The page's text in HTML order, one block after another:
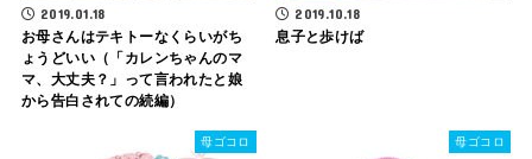
2019.01.18
お母さんはテキトーなくらいがち
ょうどいい（「カレンちゃんのマ
マ、大丈夫？」って言われたと娘
から告白されての続編）
2019.10.18
息子と歩けば
母ゴコロ 母ゴコロ